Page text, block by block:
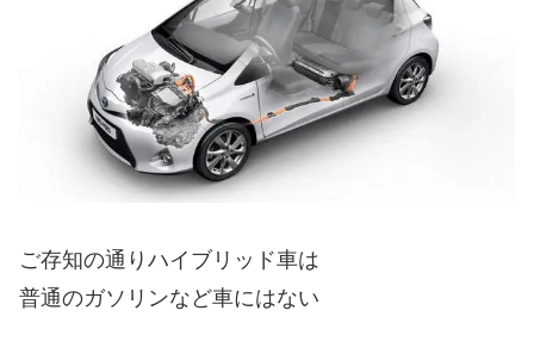
ご存知の通りハイブリッド車は
普通のガソリンなど車にはない